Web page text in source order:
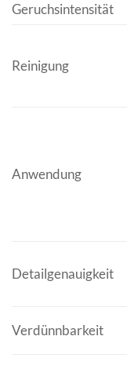
Geruchsintensität
Reinigung
Anwendung
Detailgenauigkeit
Verdünnbarkeit